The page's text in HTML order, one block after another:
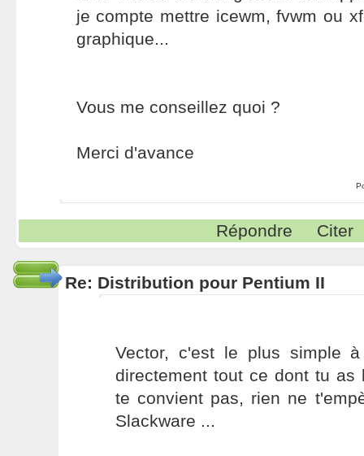
je compte mettre icewm, fvwm ou
graphique...
Vous me conseillez quoi ?
Merci d'avance
Répondre Citer
Re: Distribution pour Pentium II
Vector, c'est le plus simple
directement tout ce dont tu
te convient pas, rien ne
Slackware ...